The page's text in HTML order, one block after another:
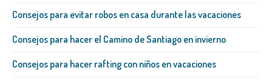
Consejos para evitar robos en casa durante las vacaciones
Consejos para hacer el Camino de Santiago en invierno
Consejos para hacer rafting con niños en vacaciones